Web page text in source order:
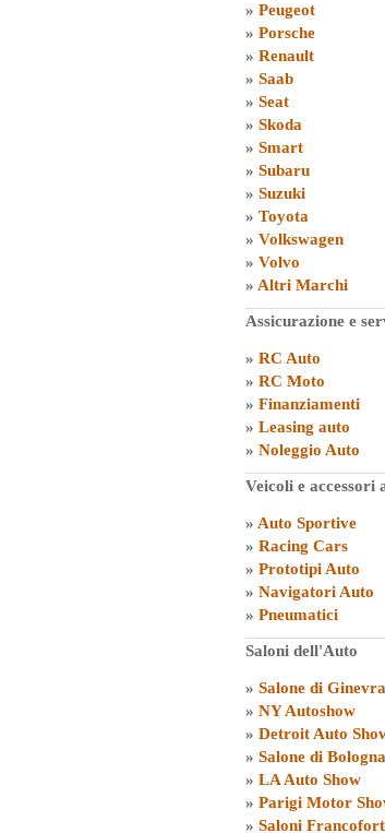
» Peugeot
» Porsche
» Renault
» Saab
» Seat
» Skoda
» Smart
» Subaru
» Suzuki
» Toyota
» Volkswagen
» Volvo
» Altri Marchi
Assicurazione e
» RC Auto
» RC Moto
» Finanziamenti
» Leasing auto
» Noleggio Auto
Veicoli e accessori
» Auto Sportive
» Racing Cars
» Prototipi Auto
» Navigatori Auto
» Pneumatici
Saloni dell'Auto
» Salone di Ginevra
» NY Autoshow
» Detroit Auto
» Salone di Bologna
» LA Auto Show
» Parigi Motor
» Saloni